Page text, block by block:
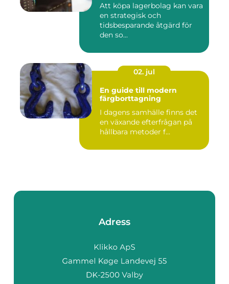
Att köpa lagerbolag kan vara
en strategisk och
tidsbesparande åtgärd för
den so...
02. jul
En guide till modern
färgborttagning
I dagens samhälle finns det
en växande efterfrågan på
hållbara metoder f...
Adress